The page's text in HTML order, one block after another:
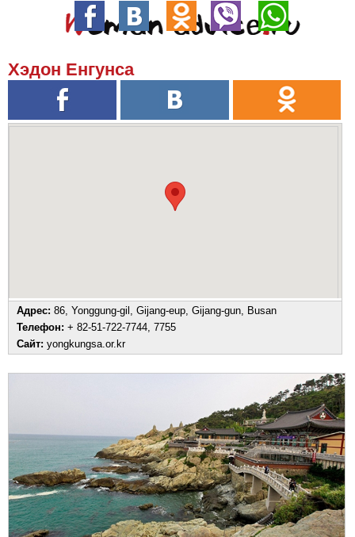
Хэдон Енгунса
Адрес: 86, Yonggung-gil, Gijang-eup, Gijang-gun, Busan
Телефон: + 82-51-722-7744, 7755
Сайт: yongkungsa.or.kr